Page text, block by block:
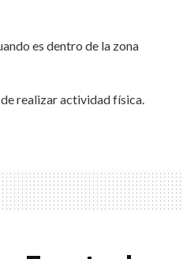
es dentro de la zona
realizar actividad física.